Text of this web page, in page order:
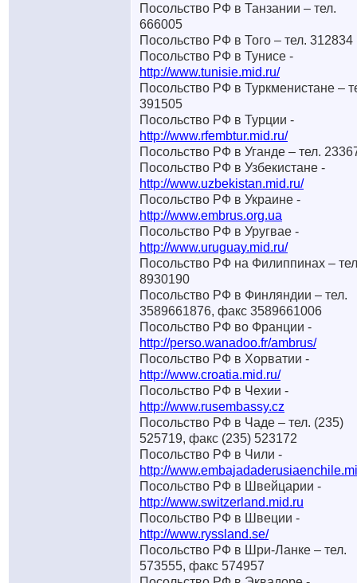
Посольство РФ в Танзании – тел.
666005
Посольство РФ в Того – тел. 312834
Посольство РФ в Тунисе -
http://www.tunisie.mid.ru/
Посольство РФ в Туркменистане –
391505
Посольство РФ в Турции -
http://www.rfembtur.mid.ru/
Посольство РФ в Уганде – тел.
Посольство РФ в Узбекистане -
http://www.uzbekistan.mid.ru/
Посольство РФ в Украине -
http://www.embrus.org.ua
Посольство РФ в Уругвае -
http://www.uruguay.mid.ru/
Посольство РФ на Филиппинах –
8930190
Посольство РФ в Финляндии – тел.
3589661876, факс 3589661006
Посольство РФ во Франции -
http://perso.wanadoo.fr/ambrus/
Посольство РФ в Хорватии -
http://www.croatia.mid.ru/
Посольство РФ в Чехии -
http://www.rusembassy.cz
Посольство РФ в Чаде – тел. (235)
525719, факс (235) 523172
Посольство РФ в Чили -
http://
Посольство РФ в Швейцарии -
http://www.switzerland.mid.ru
Посольство РФ в Швеции -
http://www.ryssland.se/
Посольство РФ в Шри-Ланке – тел.
573555, факс 574957